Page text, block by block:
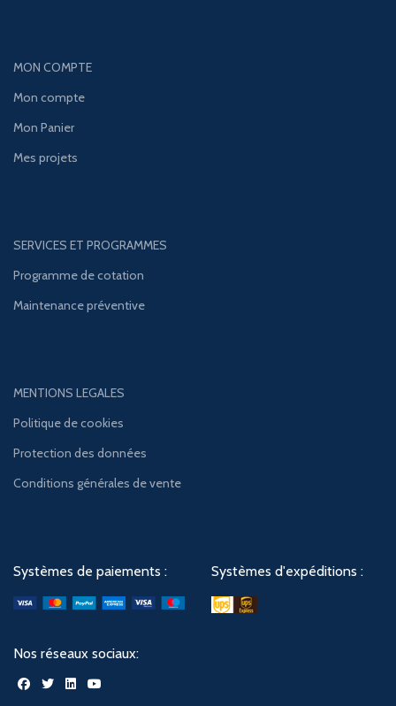
MON COMPTE
Mon compte
Mon Panier
Mes projets
SERVICES ET PROGRAMMES
Programme de cotation
Maintenance préventive
MENTIONS LEGALES
Politique de cookies
Protection des données
Conditions générales de vente
Systèmes de paiements : Systèmes d'expéditions :
Nos réseaux sociaux: